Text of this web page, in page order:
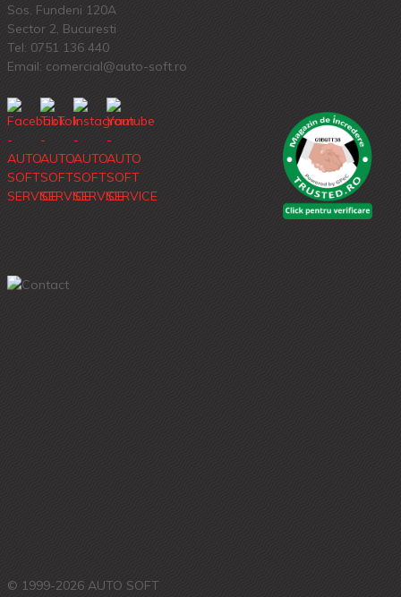
Sos. Fundeni 120A
Sector 2, Bucuresti
Tel: 0751 136 440
Email: comercial@auto-soft.ro
© 1999-2026 AUTO SOFT